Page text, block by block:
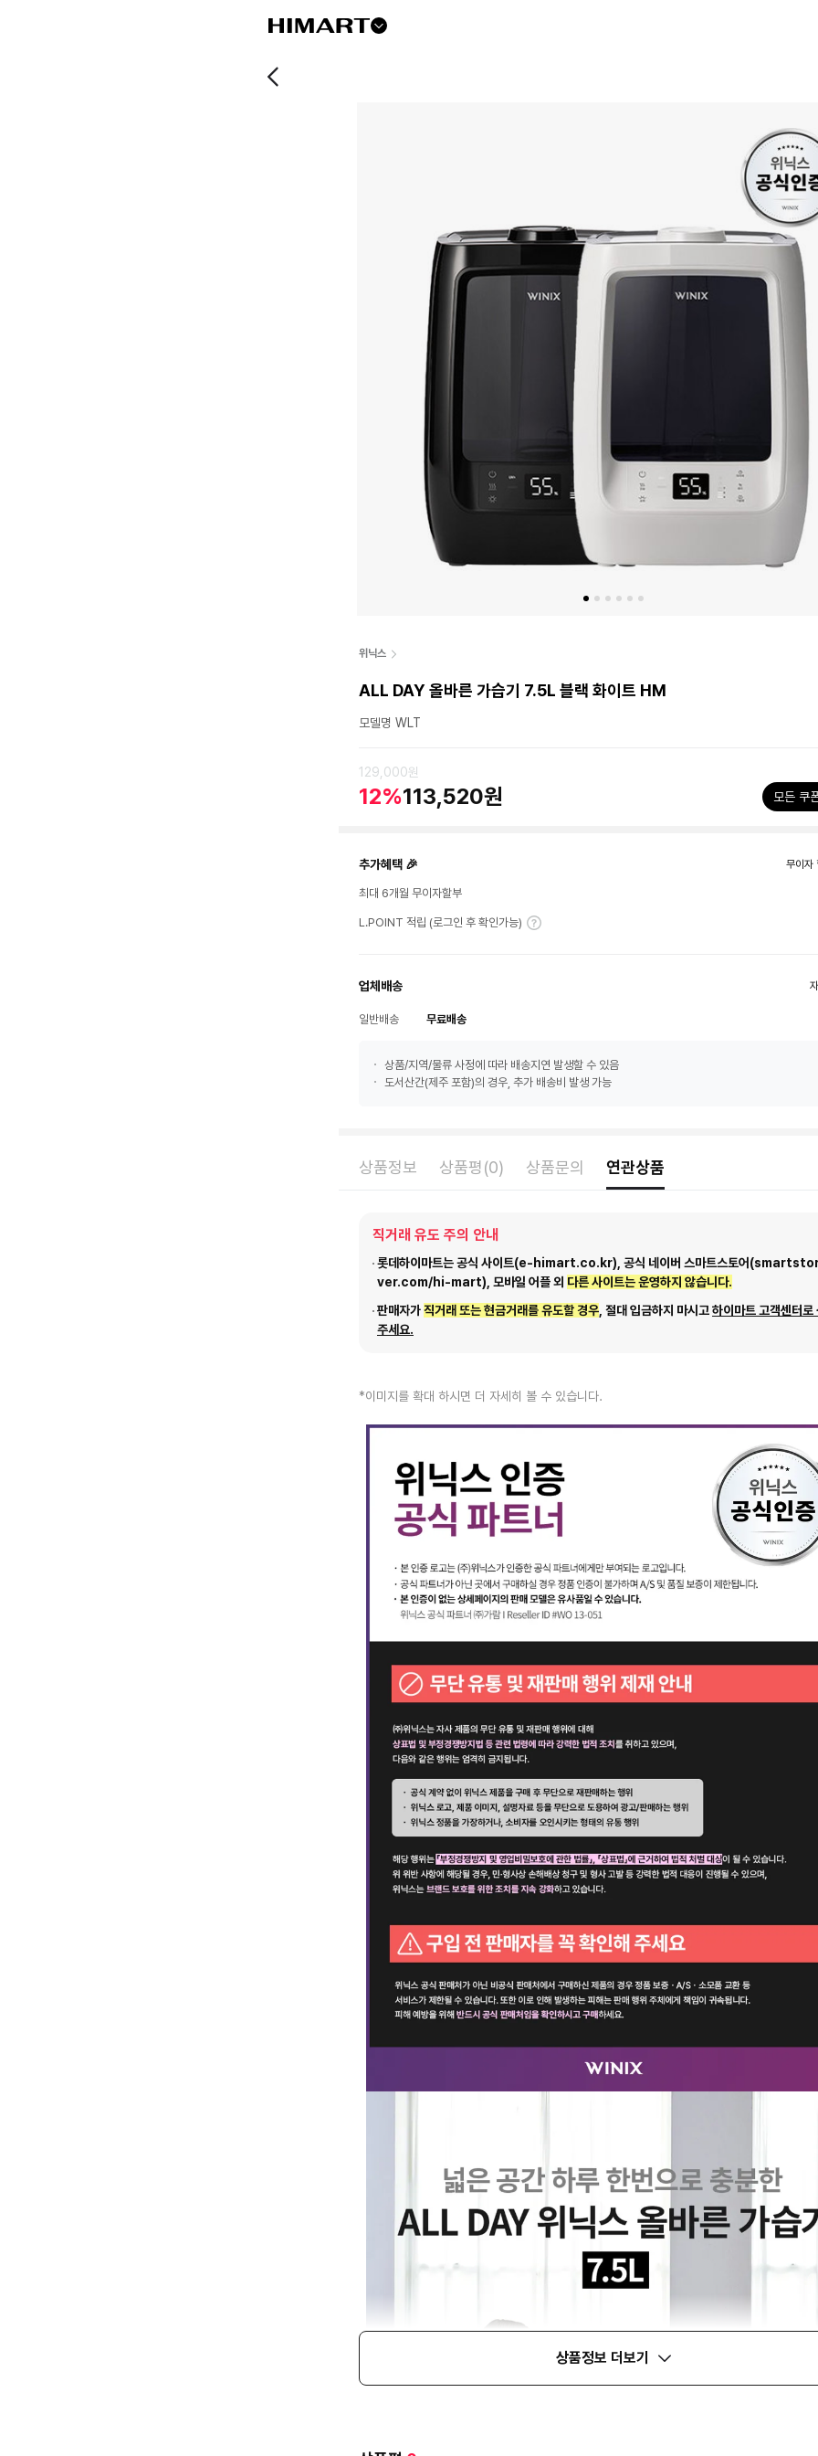
위닉스
ALL DAY 올바른 가습기 7.5L 블랙 화이트 HM
모델명 WLT
129,000원
12%113,520원 모든 쿠
추가혜택 🎉 무이자
최대 6개월 무이자할부
L.POINT 적립 (로그인 후 확인가능)
업체배송
일반배송 무료배송
상품/지역/물류 사정에 따라 배송지연 발생할 수 있음
도서산간(제주 포함)의 경우, 추가 배송비 발생 가능
상품정보 상품평(0) 상품문의 연관상품
직거래 유도 주의 안내
롯데하이마트는 공식 사이트(e-himart.co.kr), 공식 네이버 스마트스토어
ver.com/hi-mart), 모바일 어플 외 다른 사이트는 운영하지 않습니다.
판매자가직거래 또는 현금거래를 유도할 경우 , 절대 입금하지 마시고하이마트 고객센터로
주세요.
*이미지를 확대 하시면 더 자세히 볼 수 있습니다.
상품정보 더보기